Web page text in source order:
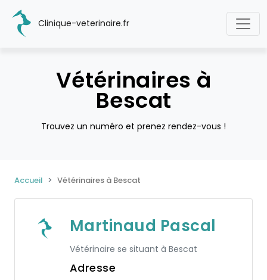
Clinique-veterinaire.fr
Vétérinaires à
Bescat
Trouvez un numéro et prenez rendez-vous !
Accueil Vétérinaires à Bescat
Martinaud Pascal
Vétérinaire se situant à Bescat
Adresse